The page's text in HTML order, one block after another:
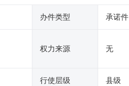
办件类型 承诺件
权力来源 无
行使层级 县级